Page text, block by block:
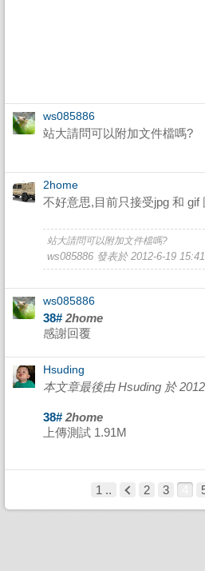
ws085886
站大請問可以附加文件檔嗎?
2home
不好意思,目前只接受jpg 和
站大請問可以附加文件檔嗎?
ws085886 發表於 2012-6-19 15:41
ws085886
38# 2home
感謝回覆
Hsuding
本文章最後由 Hsuding 於
38# 2home
上傳測試 1.91M
1 .. 2 3